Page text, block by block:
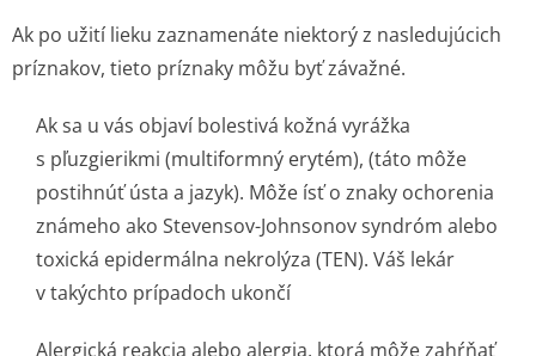
Ak po užití lieku zaznamenáte niektorý z nasledujúcich
príznakov, tieto príznaky môžu byť závažné.
Ak sa u vás objaví bolestivá kožná vyrážka
s pľuzgierikmi (multiformný erytém), (táto môže
postihnúť ústa a jazyk). Môže ísť o znaky ochorenia
známeho ako Stevensov-Johnsonov syndróm alebo
toxická epidermálna nekrolýza (TEN). Váš lekár
v takýchto prípadoch ukončí
Alergická reakcia alebo alergia, ktorá môže zahŕňať